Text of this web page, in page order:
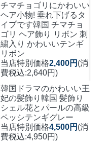
チマチョゴリにかわいい
ヘア小物! 垂れ下げるタ
イプです韓国 チマチョ
ゴリ ヘア飾り リボン 刺
繍入り かわいいテンギ
リボン
当店特別価格2,400円 (消
費税込:2,640円)
韓国ドラマのかわいい王
妃の髪飾り 韓国 髪飾り
シェル花とパールの高級
ペッシテンギグレー
当店特別価格4,500円 (消
費税込:4,950円)